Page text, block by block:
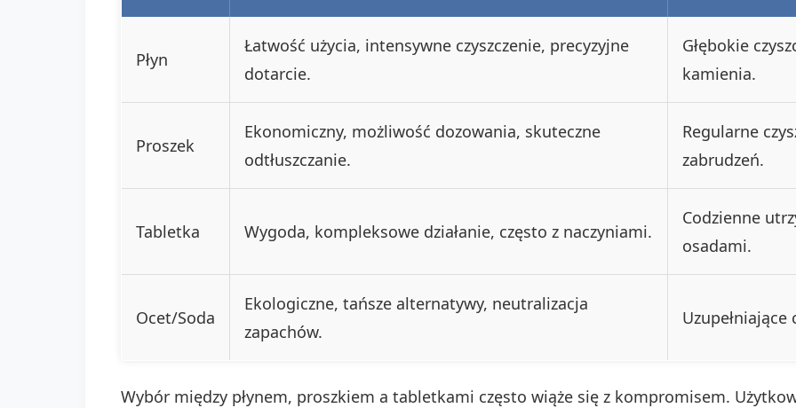
Płyn
Łatwość użycia, intensywne czyszczenie, precyzyjne
dotarcie.
Głębokie
kamienia.
Proszek
Ekonomiczny, możliwość dozowania, skuteczne
odtłuszczanie.
Regularne
zabrudzeń.
Tabletka Wygoda, kompleksowe działanie, często z naczyniami.
Codzienne
osadami.
Ocet/Soda
Ekologiczne, tańsze alternatywy, neutralizacja
zapachów.
Wybór między płynem, proszkiem a tabletkami często wiąże się z kompromisem.